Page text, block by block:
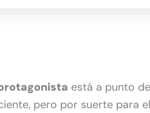
está a punto
pero por suerte para